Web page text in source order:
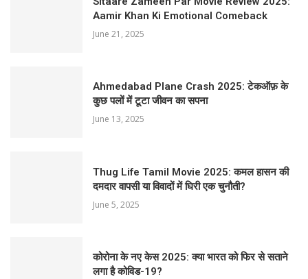
Aamir Khan Ki Emotional Comeback
June 21, 2025
Ahmedabad Plane Crash 2025: टेकऑफ़ के
कुछ पलों में टूटा जीवन का सपना
June 13, 2025
Thug Life Tamil Movie 2025: कमल हासन की
दमदार वापसी या विवादों में घिरी एक चुनौती?
June 5, 2025
कोरोना के नए केस 2025: क्या भारत को फिर से सताने
लगा है कोविड-19?